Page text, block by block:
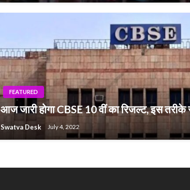
FEATURED
आज जारी होगा CBSE 10 वीं का रिजल्ट, इस
Swatva Desk July 4, 2022